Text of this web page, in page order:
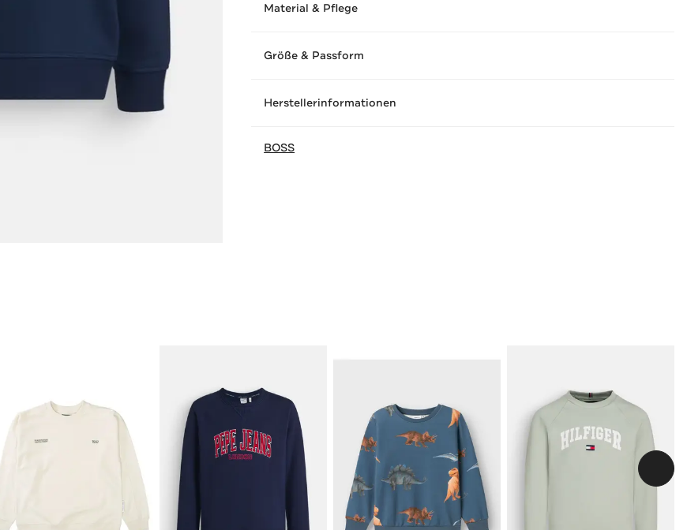
Material & Pflege
Größe & Passform
Herstellerinformationen
BOSS